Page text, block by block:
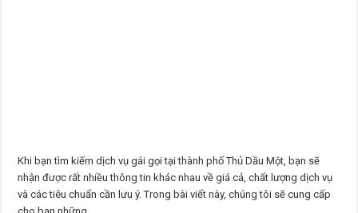
Khi bạn tìm kiếm dịch vụ gái gọi tại thành phố Thủ Dầu Một, bạn sẽ
nhận được rất nhiều thông tin khác nhau về giá cả, chất lượng dịch vụ
và các tiêu chuẩn cần lưu ý. Trong bài viết này, chúng tôi sẽ cung cấp